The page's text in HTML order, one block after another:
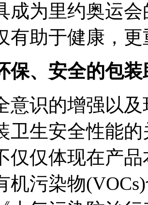
成为里约奥运
有助于健康，
保、安全的包
意识的增强以
卫生安全性能
仅仅体现在产
机污染物